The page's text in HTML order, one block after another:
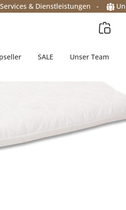
Services & Dienstleistungen -
SALE Unser Team